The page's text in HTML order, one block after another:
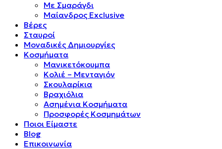
Με Σμαράγδι
Μαίανδρος Exclusive
Βέρες
Σταυροί
Μοναδικές Δημιουργίες
Κοσμήματα
Μανικετόκουμπα
Κολιέ – Μενταγιόν
Σκουλαρίκια
Βραχιόλια
Ασημένια Κοσμήματα
Προσφορές Κοσμημάτων
Ποιοι Είμαστε
Blog
Επικοινωνία